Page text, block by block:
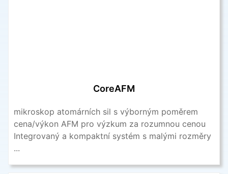
CoreAFM
mikroskop atomárních sil s výborným poměrem
cena/výkon AFM pro výzkum za rozumnou cenou
Integrovaný a kompaktní systém s malými rozměry
...